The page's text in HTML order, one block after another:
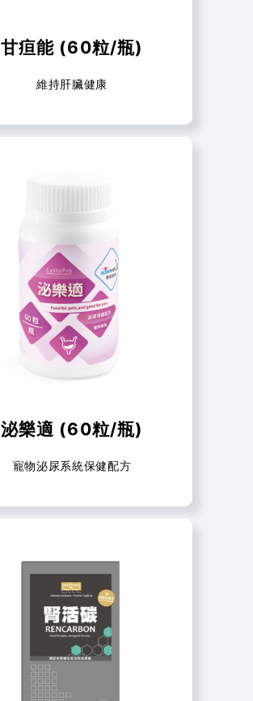
甘疸能 (60粒/瓶)
維持肝臟健康
泌樂適 (60粒/瓶)
寵物泌尿系統保健配方